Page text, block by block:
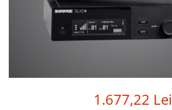
Accesorii Generale
Moving head-uri – Spot
Proiectoare Lumini
Ventilatoare
1.677,22 Lei